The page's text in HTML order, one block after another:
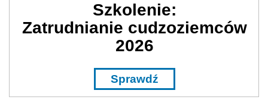
Szkolenie:
Zatrudnianie cudzoziemców
2026
Sprawdź